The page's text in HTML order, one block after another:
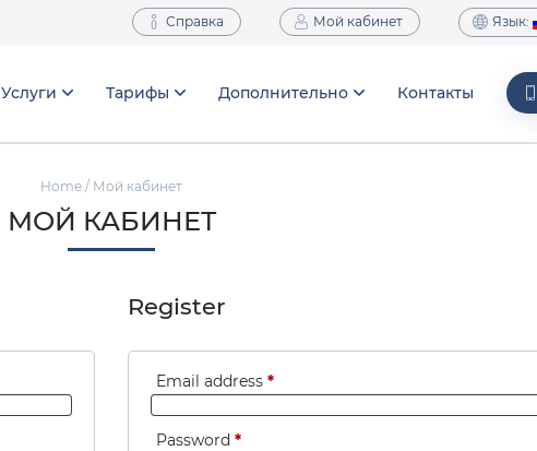
Справка Мой кабинет Язык:
Услуги Тарифы Дополнительно Контакты
Home / Мой кабинет
МОЙ КАБИНЕТ
Register
Email address *
Password *